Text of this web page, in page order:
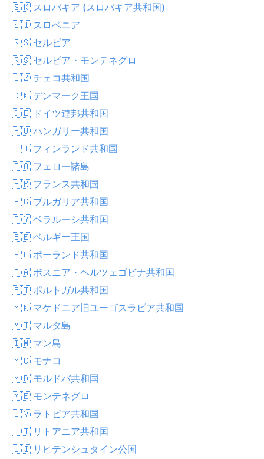
🇸🇰 スロバキア (スロバキア共和国)
🇸🇮 スロベニア
🇷🇸 セルビア
🇷🇸 セルビア・モンテネグロ
🇨🇿 チェコ共和国
🇩🇰 デンマーク王国
🇩🇪 ドイツ連邦共和国
🇭🇺 ハンガリー共和国
🇫🇮 フィンランド共和国
🇫🇴 フェロー諸島
🇫🇷 フランス共和国
🇧🇬 ブルガリア共和国
🇧🇾 ベラルーシ共和国
🇧🇪 ベルギー王国
🇵🇱 ポーランド共和国
🇧🇦 ボスニア・ヘルツェゴビナ共和国
🇵🇹 ポルトガル共和国
🇲🇰 マケドニア旧ユーゴスラビア共和国
🇲🇹 マルタ島
🇮🇲 マン島
🇲🇨 モナコ
🇲🇩 モルドバ共和国
🇲🇪 モンテネグロ
🇱🇻 ラトビア共和国
🇱🇹 リトアニア共和国
🇱🇮 リヒテンシュタイン公国